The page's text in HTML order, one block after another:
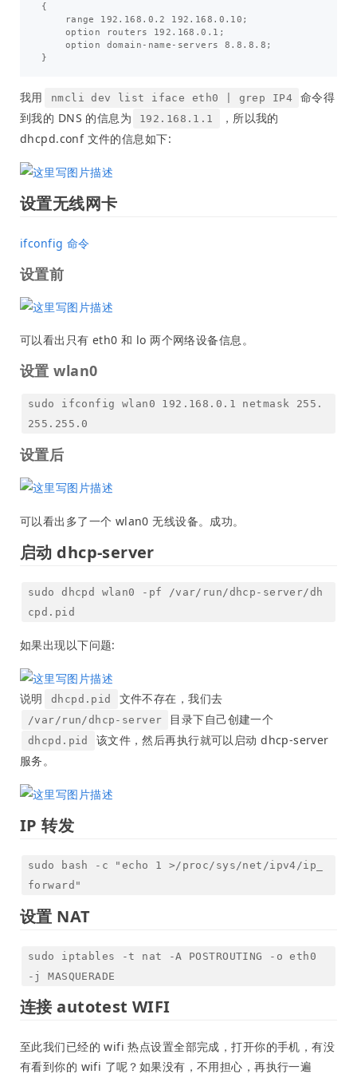
{
    range 192.168.0.2 192.168.0.10;
    option routers 192.168.0.1;
    option domain-name-servers 8.8.8.8;
我用 nmcli dev list iface eth0 | grep IP4
命令得
到我的 DNS 的信息为
192.168.1.1
，所以我的
dhcpd.conf 文件的信息如下:
设置无线网卡
ifconfig 命令
设置前
可以看出只有 eth0 和 lo 两个网络设备信息。
设置 wlan0
sudo ifconfig wlan0 192.168.0.1 netmask 255.
255.255.0
设置后
可以看出多了一个 wlan0 无线设备。成功。
启动 dhcp-server
sudo dhcpd wlan0 -pf /var/run/dhcp-server/dh
cpd.pid
如果出现以下问题:
说明 dhcpd.pid 文件不存在，我们去
/var/run/dhcp-server 目录下自己创建一个
dhcpd.pid
该文件，然后再执行就可以启动 dhcp-server
服务。
IP 转发
sudo bash -c "echo 1 >/proc/sys/net/ipv4/ip_
forward"
设置 NAT
sudo iptables -t nat -A POSTROUTING -o eth0
-j MASQUERADE
连接 autotest WIFI
至此我们已经的 wifi 热点设置全部完成，打开你的手机，有没
有看到你的 wifi 了呢？如果没有，不用担心，再执行一遍